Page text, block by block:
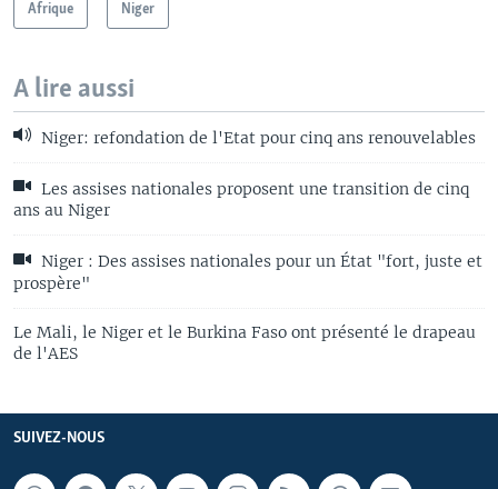
Afrique Niger
A lire aussi
Niger: refondation de l'Etat pour cinq ans renouvelables
Les assises nationales proposent une transition de cinq
ans au Niger
Niger : Des assises nationales pour un État "fort, juste et
prospère"
Le Mali, le Niger et le Burkina Faso ont présenté le drapeau
de l'AES
SUIVEZ-NOUS